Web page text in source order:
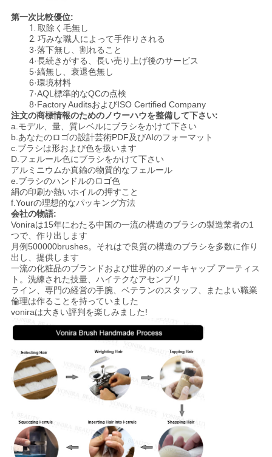
第一次比較優位:
1. 取除く毛無し
2. 巧みな職人によって手作りされる
3·落下無し、割れること
4·長続きがする、長い売り上げ後のサービス
5·縞無し、衰退色無し
6·環境材料
7·AQL標準的なQCの点検
8·Factory AuditsおよびISO Certified Company
注文の商標情報のためのノウーハウを整備して下さい:
a.モデル、量、質レベルにブラシをかけて下さい
b.あなたのロゴの設計芸術PDF及びAIのフォーマット
c.ブラシは形および色を扱います
D.フェルール色にブラシをかけて下さい
アルミニウムか真鍮の物質的なフェルール
e.ブラシのハンドルのロゴ色
絹の印刷か熱いホイルの押すこと
f.Yourの理想的なパッキング方法
会社の物語:
Voniraは15年にわたる中国の一流の構造のブラシの製造業者の1
つで、作り出します
月例500000brushes。それはで良質の構造のブラシを多数に作り
出し、提供します
一流の化粧品のブランドおよび世界的のメーキャップ アーティス
ト。洗練された技量、ハイテクなアセンブリ
ライン、専門の経営の手腕、ベテランのスタッフ、またよい職業
倫理は作ることを持っていました
voniraは大きい評判を楽しみました!